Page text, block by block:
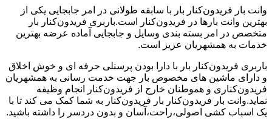
وانت بار فریدون‌کنار بار با سابقه طولانی در امر جابجایی یکی از
بهترین وانت بارها در فریدون‌کنار است.باربری فریدون‌کنار بار
متخصص در امر بسته بندی وسایل و جابجایی آماده عرضه بهترین
خدمات به همشهریان عزیز است.
باربری فریدون‌کنار بار با دارا بودن پرسنلی حرفه ای و خوش اخلاق
و دارای ماشین های مخصوص بار جهت خدمت رسانی به همشهریان
فریدون‌کناری و هموطنان خارج از فریدون‌کنار انجام وظیفه
نماید.وانت بار فریدون‌کنار بار فریدون‌کنار به شما کمک می کند تا با
یک اسباب کشی اصولی،راحت،آسان و بدون دردسر را داشته باشید.